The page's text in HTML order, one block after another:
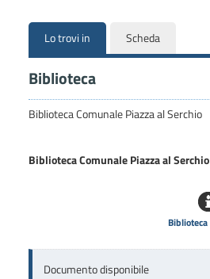
Lo trovi in Scheda
Biblioteca
Biblioteca Comunale Piazza al Serchio
Biblioteca Comunale Piazza al Serchio
Biblioteca
Documento disponibile